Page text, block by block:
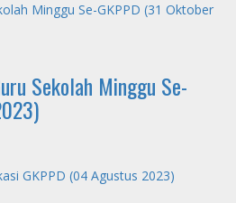
Minggu Se-GKPPD (31 Oktober
Sekolah Minggu Se-
GKPPD (04 Agustus 2023)